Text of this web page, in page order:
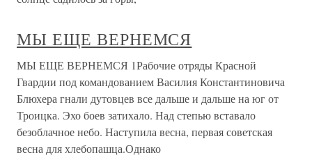
МЫ ЕЩЕ ВЕРНЕМСЯ
МЫ ЕЩЕ ВЕРНЕМСЯ 1Рабочие отряды Красной
Гвардии под командованием Василия Константиновича
Блюхера гнали дутовцев все дальше и дальше на юг от
Троицка. Эхо боев затихало. Над степью вставало
безоблачное небо. Наступила весна, первая советская
весна для хлебопашца.Однако